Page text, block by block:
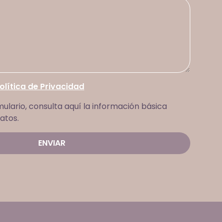
de Privacidad
consulta aquí la información básica